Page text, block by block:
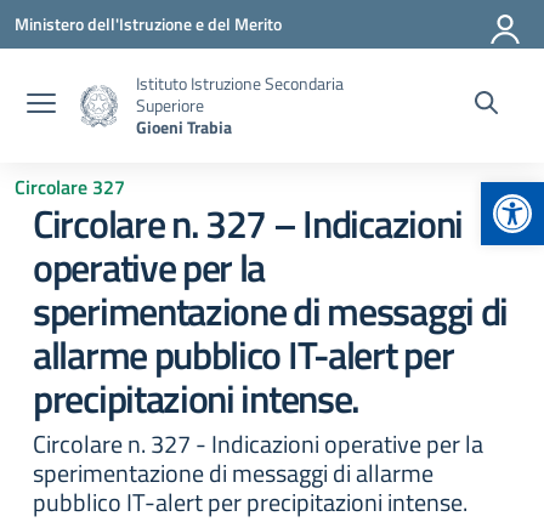
Vai ai contenuti
Vai al menu di navigazione
Vai al footer
Ministero dell'Istruzione e del Merito
Istituto Istruzione Secondaria
Superiore
Gioeni Trabia
Circolare 327
Circolare n. 327 – Indicazioni
operative per la
sperimentazione di messaggi di
allarme pubblico IT-alert per
precipitazioni intense.
Circolare n. 327 - Indicazioni operative per la
sperimentazione di messaggi di allarme
pubblico IT-alert per precipitazioni intense.